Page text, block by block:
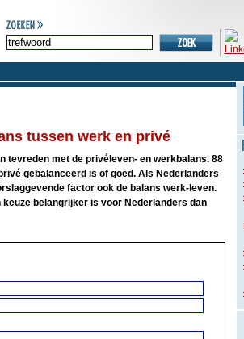
tussen werk en privé
tevreden met de privéleven- en werkbalans. 88
gebalanceerd is of goed. Als Nederlanders
factor ook de balans werk-leven.
keuze belangrijker is voor Nederlanders dan